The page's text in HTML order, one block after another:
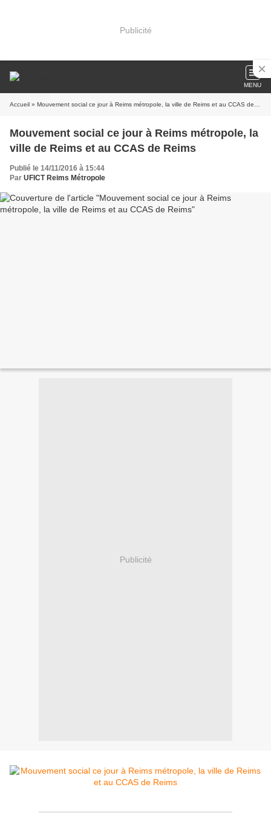
Publicité
MENU
Accueil » Mouvement social ce jour à Reims métropole, la ville de Reims et au CCAS de Reims
Mouvement social ce jour à Reims métropole, la
ville de Reims et au CCAS de Reims
Publié le 14/11/2016 à 15:44
Par UFICT Reims Métropole
Publicité